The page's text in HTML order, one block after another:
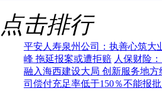
点击排行
平安人寿泉州公司：执善心筑大
峰 拖延报案或遭拒赔 人保财险
融入海西建设大局 创新服务地方
司偿付充足率低于150％不能报